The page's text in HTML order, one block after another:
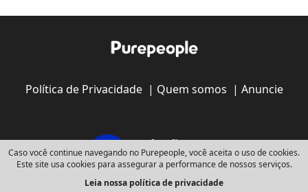
Política de Privacidade| Quem somos | Anuncie
Copyright © 2008 - 2026
Caso você continue navegando no Purepeople, você aceita o uso de cookies.
Este site usa cookies para assegurar a performance de nossos serviços.
Leia nossa política de privacidade